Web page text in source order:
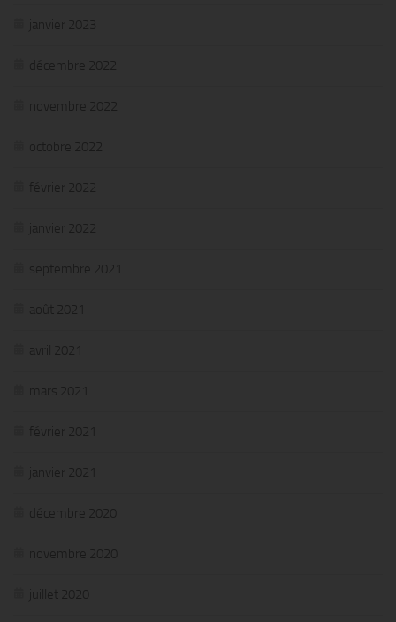
janvier 2023
décembre 2022
novembre 2022
octobre 2022
février 2022
janvier 2022
septembre 2021
août 2021
avril 2021
mars 2021
février 2021
janvier 2021
décembre 2020
novembre 2020
juillet 2020